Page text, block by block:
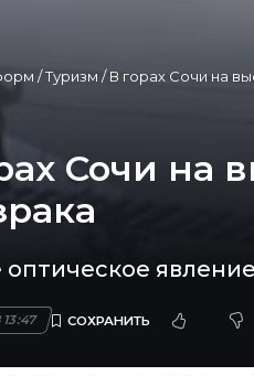
/Туризм /В горах Сочи на
Сочи на
оптическое
13:47